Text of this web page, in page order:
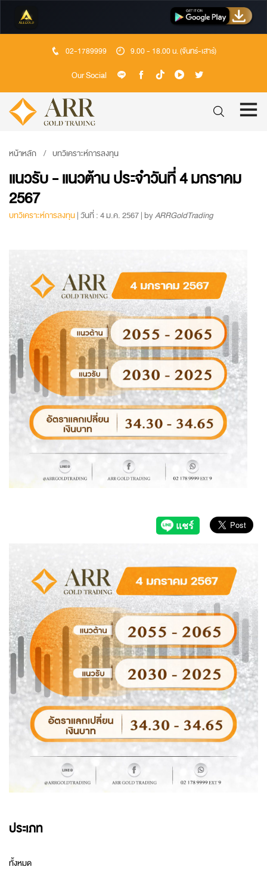
02-1789999 9.00 - 18.00 น. (จันทร์-เสาร์)
Our Social
หน้าหลัก บทวิเคราะห์การลงทุน
แนวรับ - แนวต้าน ประจำวันที่ 4 มกราคม
2567
บทวิเคราะห์การลงทุน| วันที่ : 4 ม.ค. 2567 | byARRGoldTrading
ประเภท
ทั้งหมด